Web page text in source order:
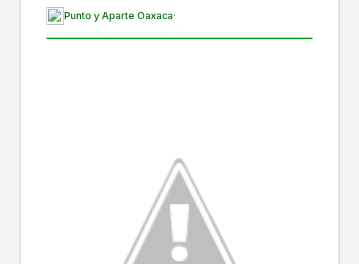
Punto y Aparte Oaxaca·